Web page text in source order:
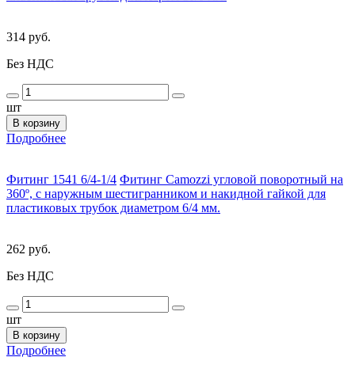
314 руб.
Без НДС
шт
В корзину
Подробнее
Фитинг 1541 6/4-1/4 Фитинг Camozzi угловой поворотный на
360º, с наружным шестигранником и накидной гайкой для
пластиковых трубок диаметром 6/4 мм.
262 руб.
Без НДС
шт
В корзину
Подробнее